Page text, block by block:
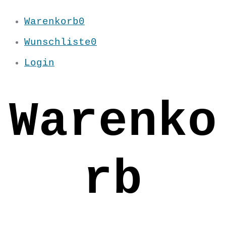
Warenkorb0
Wunschliste0
Login
Warenko
rb